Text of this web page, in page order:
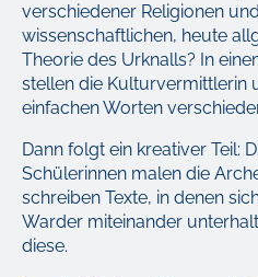
verschiedener Religionen
wissenschaftlichen, heute
Theorie des Urknalls? In
stellen die Kulturvermittlerin
einfachen Worten
Dann folgt ein kreativer Teil:
Schülerinnen malen die
schreiben Texte, in denen
Warder miteinander
diese.